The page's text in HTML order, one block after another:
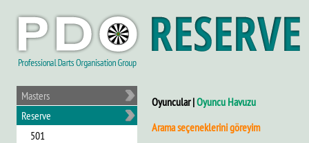
Masters
Reserve
501
Oyuncular |Oyuncu Havuzu
Arama seçeneklerini göreyim